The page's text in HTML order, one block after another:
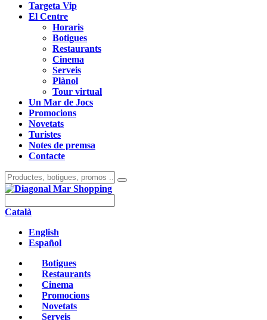
Targeta Vip
El Centre
Horaris
Botigues
Restaurants
Cinema
Serveis
Plànol
Tour virtual
Un Mar de Jocs
Promocions
Novetats
Turistes
Notes de premsa
Contacte
Català
English
Español
Botigues
Restaurants
Cinema
Promocions
Novetats
Serveis